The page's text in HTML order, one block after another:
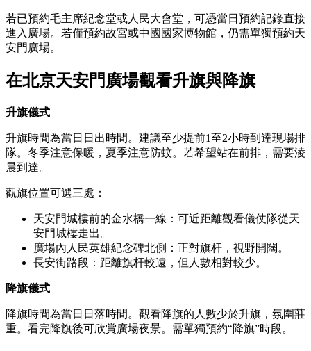
若已預約毛主席紀念堂或人民大會堂，可憑當日預約記錄直接
進入廣場。若僅預約故宮或中國國家博物館，仍需單獨預約天
安門廣場。
在北京天安門廣場觀看升旗與降旗
升旗儀式
升旗時間為當日日出時間。建議至少提前1至2小時到達現場排
隊。冬季注意保暖，夏季注意防蚊。若希望站在前排，需要淩
晨到達。
觀旗位置可選三處：
天安門城樓前的金水橋一線：可近距離觀看儀仗隊從天
安門城樓走出。
廣場內人民英雄紀念碑北側：正對旗杆，視野開闊。
長安街路段：距離旗杆較遠，但人數相對較少。
降旗儀式
降旗時間為當日日落時間。觀看降旗的人數少於升旗，氛圍莊
重。看完降旗後可欣賞廣場夜景。需單獨預約“降旗”時段。